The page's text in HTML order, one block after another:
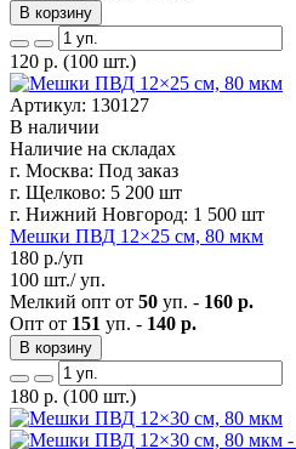
В корзину
120 р. (100 шт.)
Артикул: 130127
В наличии
Наличие на складах
г. Москва: Под заказ
г. Щелково: 5 200 шт
г. Нижний Новгород: 1 500 шт
Мешки ПВД 12×25 см, 80 мкм
180 р./уп
100 шт./ уп.
Мелкий опт от 50 уп. - 160 р.
Опт от 151 уп. - 140 р.
В корзину
180 р. (100 шт.)